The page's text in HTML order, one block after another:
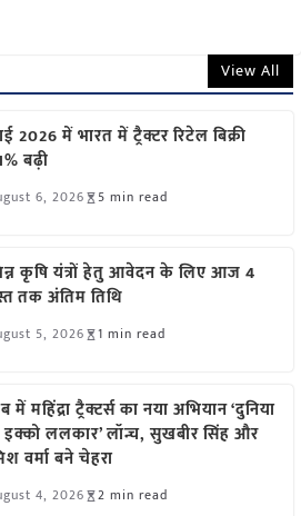
View All
2026 में भारत में ट्रैक्टर रिटेल बिक्री
बढ़ी
6, 2026 5 min read
कृषि यंत्रों हेतु आवेदन के लिए आज 4
तक अंतिम तिथि
5, 2026 1 min read
में महिंद्रा ट्रैक्टर्स का नया अभियान ‘दुनिया
इक्को ललकार’ लॉन्च, सुखबीर सिंह और
वर्मा बने चेहरा
4, 2026 2 min read